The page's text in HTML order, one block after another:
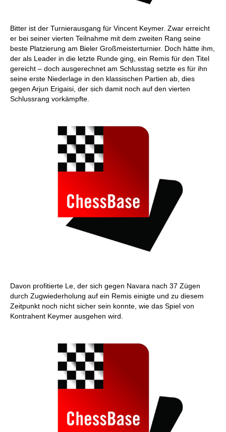
Bitter ist der Turnierausgang für Vincent Keymer. Zwar erreicht
er bei seiner vierten Teilnahme mit dem zweiten Rang seine
beste Platzierung am Bieler Großmeisterturnier. Doch hätte ihm,
der als Leader in die letzte Runde ging, ein Remis für den Titel
gereicht – doch ausgerechnet am Schlusstag setzte es für ihn
seine erste Niederlage in den klassischen Partien ab, dies
gegen Arjun Erigaisi, der sich damit noch auf den vierten
Schlussrang vorkämpfte.
Davon profitierte Le, der sich gegen Navara nach 37 Zügen
durch Zugwiederholung auf ein Remis einigte und zu diesem
Zeitpunkt noch nicht sicher sein konnte, wie das Spiel von
Kontrahent Keymer ausgehen wird.